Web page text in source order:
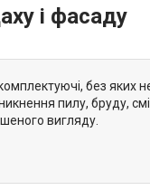
і фасаду
без
пилу, бруду,
вигляду.